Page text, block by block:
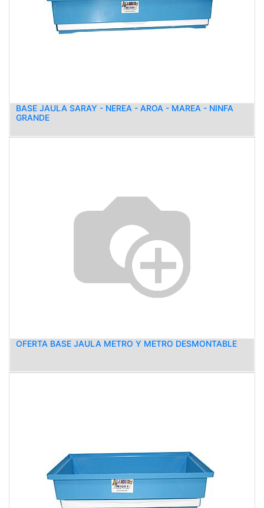
BASE JAULA SARAY - NEREA - AROA - MAREA - NINFA
GRANDE
OFERTA BASE JAULA METRO Y METRO DESMONTABLE